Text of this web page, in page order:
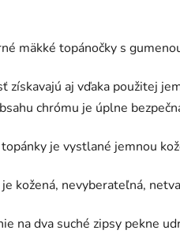
mäkké topánočky s
získavajú aj vďaka použitej
chrómu je úplne
je vystlané jemnou
kožená, nevyberateľná,
na dva suché zipsy pekne